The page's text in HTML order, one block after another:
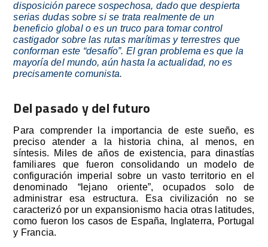
disposición parece sospechosa, dado que despierta
serias dudas sobre si se trata realmente de un
beneficio global o es un truco para tomar control
castigador sobre las rutas marítimas y terrestres que
conforman este “desafío”. El gran problema es que la
mayoría del mundo, aún hasta la actualidad, no es
precisamente comunista.
Del pasado y del futuro
Para comprender la importancia de este sueño, es
preciso atender a la historia china, al menos, en
síntesis. Miles de años de existencia, para dinastías
familiares que fueron consolidando un modelo de
configuración imperial sobre un vasto territorio en el
denominado “lejano oriente”, ocupados solo de
administrar esa estructura. Esa civilización no se
caracterizó por un expansionismo hacia otras latitudes,
como fueron los casos de España, Inglaterra, Portugal
y Francia.